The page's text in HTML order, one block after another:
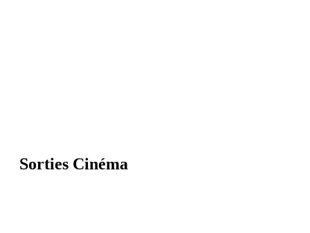
Sorties Cinéma